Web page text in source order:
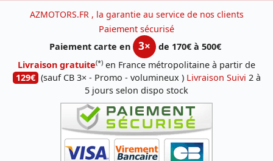
AZMOTORS.FR , la garantie au service de nos clients
Paiement sécurisé
Paiement carte en
3×
de 170€ à 500€
Livraison gratuite(*) en France métropolitaine à partir de
129€ (sauf CB 3× - Promo - volumineux ) Livraison Suivi 2 à
5 jours selon dispo stock